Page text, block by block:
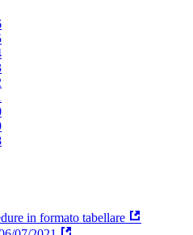
in formato tabellare